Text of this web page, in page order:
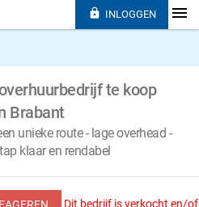
te koop
Brabant
unieke route - lage overhead -
klaar en rendabel
Dit bedrijf is verkocht en/of
 INLOGGEN